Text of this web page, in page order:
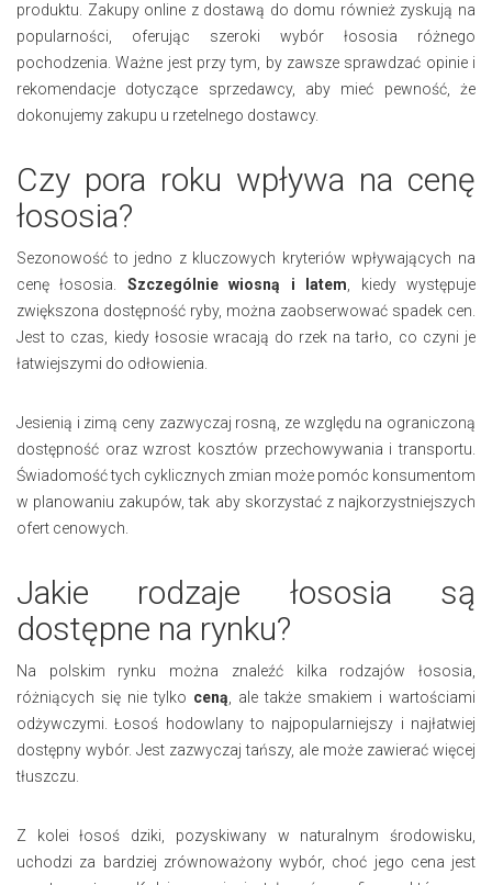
produktu. Zakupy online z dostawą do domu również zyskują na
popularności, oferując szeroki wybór łososia różnego
pochodzenia. Ważne jest przy tym, by zawsze sprawdzać opinie i
rekomendacje dotyczące sprzedawcy, aby mieć pewność, że
dokonujemy zakupu u rzetelnego dostawcy.
Czy pora roku wpływa na cenę
łososia?
Sezonowość to jedno z kluczowych kryteriów wpływających na
cenę łososia. Szczególnie wiosną i latem , kiedy występuje
zwiększona dostępność ryby, można zaobserwować spadek cen.
Jest to czas, kiedy łososie wracają do rzek na tarło, co czyni je
łatwiejszymi do odłowienia.
Jesienią i zimą ceny zazwyczaj rosną, ze względu na ograniczoną
dostępność oraz wzrost kosztów przechowywania i transportu.
Świadomość tych cyklicznych zmian może pomóc konsumentom
w planowaniu zakupów, tak aby skorzystać z najkorzystniejszych
ofert cenowych.
Jakie rodzaje łososia są
dostępne na rynku?
Na polskim rynku można znaleźć kilka rodzajów łososia,
różniących się nie tylko ceną , ale także smakiem i wartościami
odżywczymi. Łosoś hodowlany to najpopularniejszy i najłatwiej
dostępny wybór. Jest zazwyczaj tańszy, ale może zawierać więcej
tłuszczu.
Z kolei łosoś dziki, pozyskiwany w naturalnym środowisku,
uchodzi za bardziej zrównoważony wybór, choć jego cena jest